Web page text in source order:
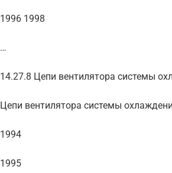
1996 1998
…
14.27.8 Цепи вентилятора системы
Цепи вентилятора системы
1994
1995